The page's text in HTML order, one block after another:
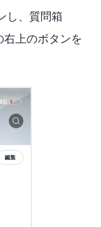
し、質問箱
上のボタンを